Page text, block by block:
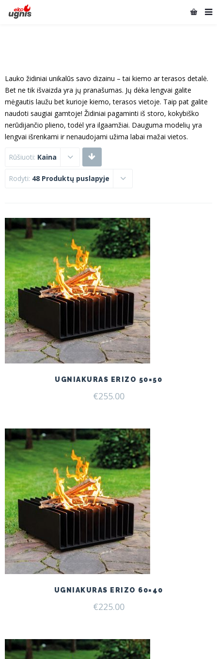
Lauko židiniai unikalūs savo dizainu – tai kiemo ar terasos detalė.
Bet ne tik išvaizda yra jų pranašumas. Jų dėka lengvai galite
mėgautis laužu bet kurioje kiemo, terasos vietoje. Taip pat galite
naudoti saugiai gamtoje! Židiniai pagaminti iš storo, kokybiško
nerūdijančio plieno, todėl yra ilgaamžiai. Dauguma modelių yra
lengvai išrenkami ir nenaudojami užima labai mažai vietos.
Rūšiuoti: Kaina
Rodyti: 48 Produktų puslapyje
UGNIAKURAS ERIZO 50×50
€255.00
UGNIAKURAS ERIZO 60×40
€225.00